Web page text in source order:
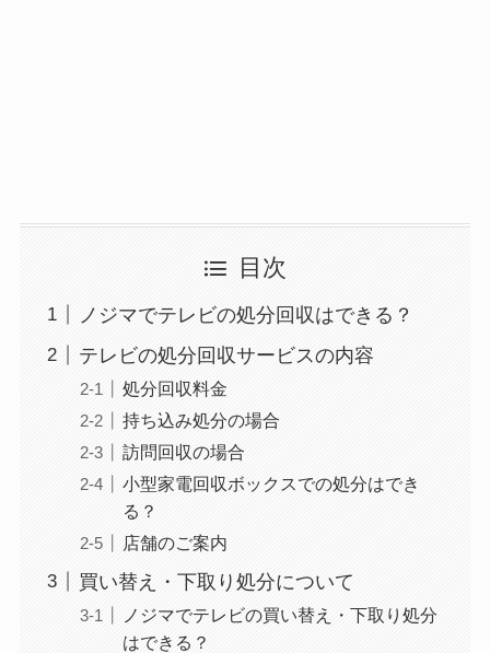
目次
ノジマでテレビの処分回収はできる？
テレビの処分回収サービスの内容
処分回収料金
持ち込み処分の場合
訪問回収の場合
小型家電回収ボックスでの処分はでき
る？
店舗のご案内
買い替え・下取り処分について
ノジマでテレビの買い替え・下取り処分
はできる？